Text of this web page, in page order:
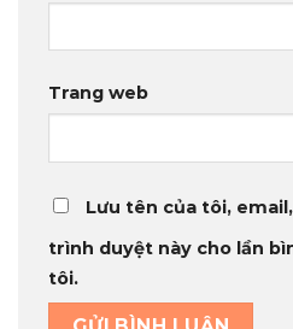
Trang web
Lưu tên của tôi,
trình duyệt này cho lần
tôi.